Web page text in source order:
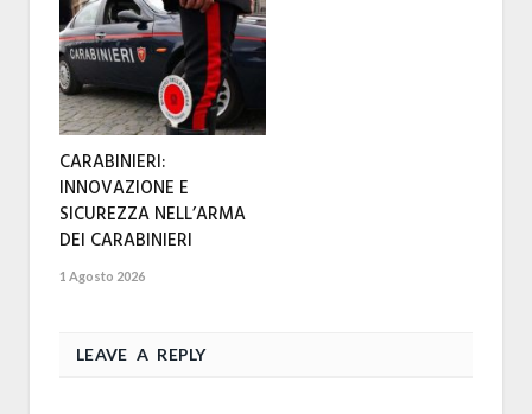
CARABINIERI:
INNOVAZIONE E
SICUREZZA NELL’ARMA
DEI CARABINIERI
1 Agosto 2026
LEAVE A REPLY